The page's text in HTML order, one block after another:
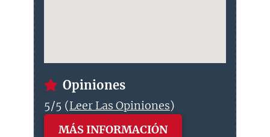
Opiniones
5/5 (Leer Las Opiniones)
MÁS INFORMACIÓN